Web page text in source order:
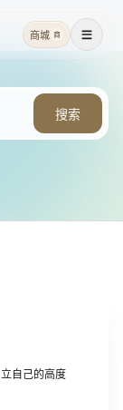
商城 商 菜单
搜索
自己的高度